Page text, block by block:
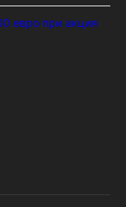
евро при акция